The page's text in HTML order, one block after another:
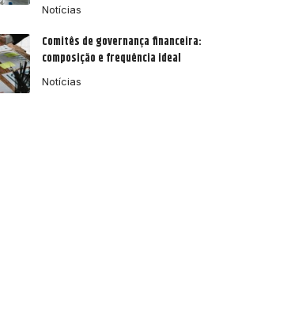
Notícias
Comitês de governança financeira:
composição e frequência ideal
Notícias